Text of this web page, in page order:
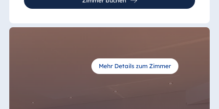
Mehr Details zum Zimmer